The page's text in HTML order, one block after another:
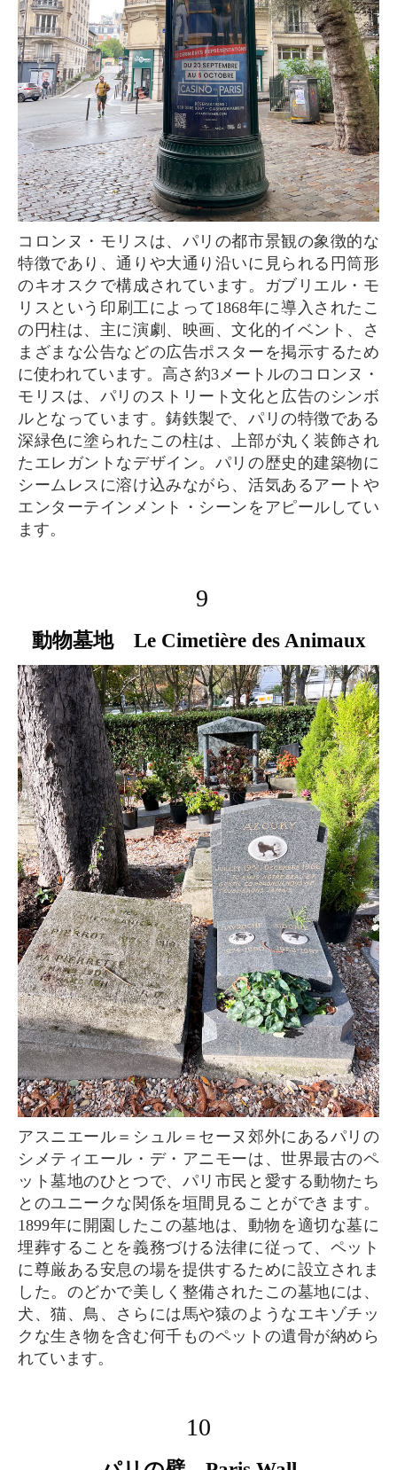
コロンヌ・モリスは、パリの都市景観の象徴的な
特徴であり、通りや大通り沿いに見られる円筒形
のキオスクで構成されています。ガブリエル・モ
リスという印刷工によって1868年に導入されたこ
の円柱は、主に演劇、映画、文化的イベント、さ
まざまな公告などの広告ポスターを掲示するため
に使われています。高さ約3メートルのコロンヌ・
モリスは、パリのストリート文化と広告のシンボ
ルとなっています。鋳鉄製で、パリの特徴である
深緑色に塗られたこの柱は、上部が丸く装飾され
たエレガントなデザイン。パリの歴史的建築物に
シームレスに溶け込みながら、活気あるアートや
エンターテインメント・シーンをアピールしてい
ます。
9
動物墓地 Le Cimetière des Animaux
アスニエール＝シュル＝セーヌ郊外にあるパリの
シメティエール・デ・アニモーは、世界最古のペ
ット墓地のひとつで、パリ市民と愛する動物たち
とのユニークな関係を垣間見ることができます。
1899年に開園したこの墓地は、動物を適切な墓に
埋葬することを義務づける法律に従って、ペット
に尊厳ある安息の場を提供するために設立されま
した。のどかで美しく整備されたこの墓地には、
犬、猫、鳥、さらには馬や猿のようなエキゾチッ
クな生き物を含む何千ものペットの遺骨が納めら
れています。
10